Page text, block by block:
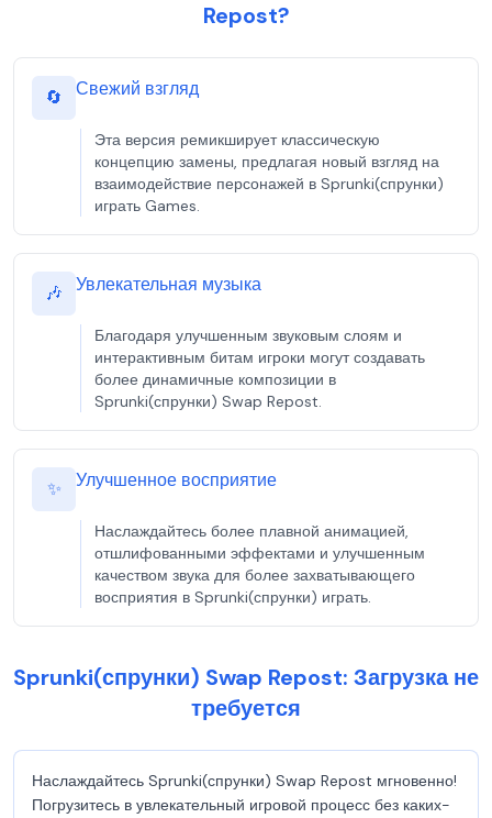
Repost?
🔄 Свежий взгляд
Эта версия ремикширует классическую
концепцию замены, предлагая новый взгляд на
взаимодействие персонажей в Sprunki(спрунки)
играть Games.
🎶 Увлекательная музыка
Благодаря улучшенным звуковым слоям и
интерактивным битам игроки могут создавать
более динамичные композиции в
Sprunki(спрунки) Swap Repost.
✨ Улучшенное восприятие
Наслаждайтесь более плавной анимацией,
отшлифованными эффектами и улучшенным
качеством звука для более захватывающего
восприятия в Sprunki(спрунки) играть.
Sprunki(спрунки) Swap Repost: Загрузка не
требуется
Наслаждайтесь Sprunki(спрунки) Swap Repost мгновенно!
Погрузитесь в увлекательный игровой процесс без каких-